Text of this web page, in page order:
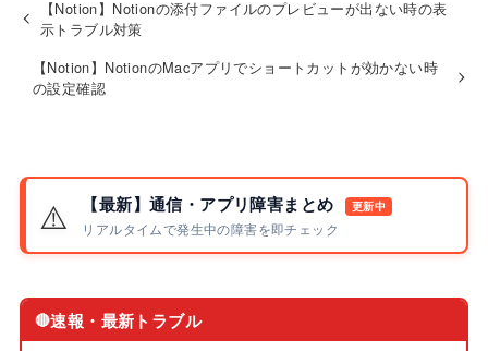
【Notion】Notionの添付ファイルのプレビューが出ない時の表
示トラブル対策
【Notion】NotionのMacアプリでショートカットが効かない時
の設定確認
⚠️ 【最新】通信・アプリ障害まとめ 更新中
リアルタイムで発生中の障害を即チェック
🔴速報・最新トラブル